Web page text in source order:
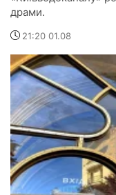
драми.
21:20 01.08